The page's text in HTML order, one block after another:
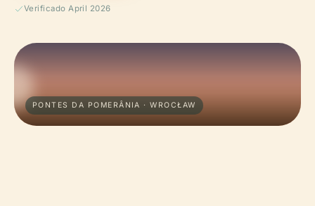
Verificado April 2026
PONTES DA POMERÂNIA · WROCŁAW